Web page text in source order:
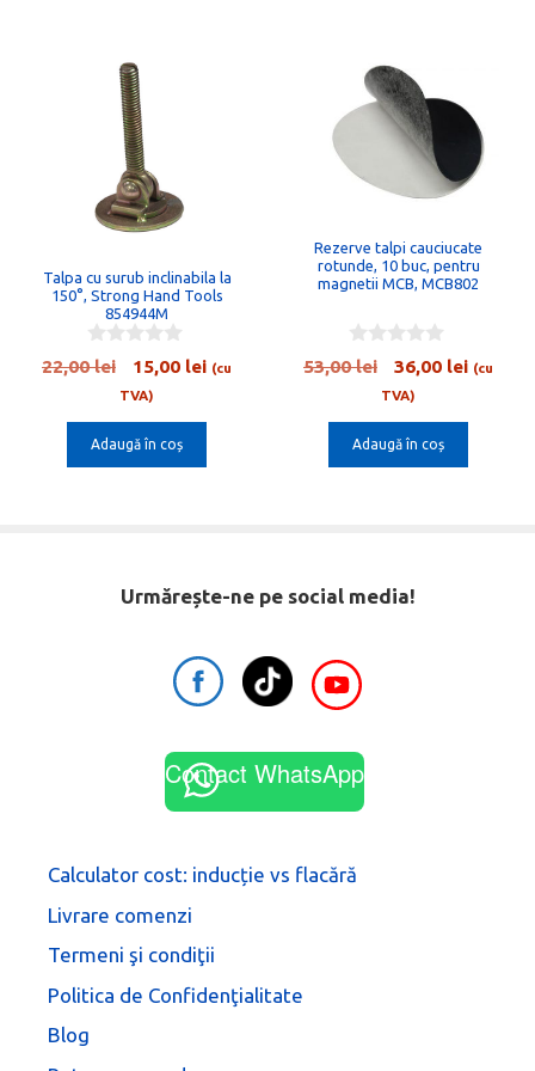
Talpa cu surub inclinabila la
150°, Strong Hand Tools
854944M
0
o
f
5
22,00lei
Prețul
inițial
a
fost:
15,00 leiPrețul
este:
(cu
TVA)
Adaugă în coș
Rezerve talpi cauciucate
rotunde, 10 buc, pentru
magnetii MCB, MCB802
0
o
f
5
53,00lei
Prețul
inițial
a
fost:
36,00 leiPrețul
este:
(cu
TVA)
Adaugă în coș
Urmărește-ne pe social media!
Contact WhatsApp
Calculator cost: inducție vs flacără
Livrare comenzi
Termeni şi condiţii
Politica de Confidenţialitate
Blog